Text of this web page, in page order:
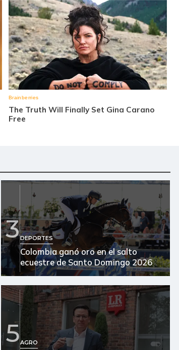
3DEPORTES
Colombia ganó oro en el salto
ecuestre de Santo Domingo 2026
5AGRO